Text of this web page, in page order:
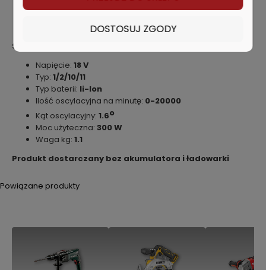
Szybka wymiana akcesoriów: DCS355 oferuje system
czyni proces zmiany akcesoriów prostym i szybkim.
Specyfikacja techniczna
Napięcie: 18 V
Typ: 1/2/10/11
Typ baterii: li-lon
Ilość oscylacyjna na minutę: 0-20000
Kąt oscylacyjny: 1.6o
Moc użyteczna: 300 W
Waga kg: 1.1
Produkt dostarczany bez akumulatora i ładowarki
Powiązane produkty
DOSTOSUJ ZGODY